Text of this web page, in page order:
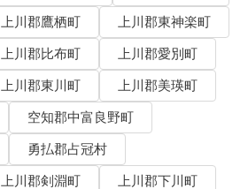
上川郡鷹栖町
上川郡東神楽町
上川郡比布町
上川郡愛別町
上川郡東川町
上川郡美瑛町
空知郡中富良野町
勇払郡占冠村
上川郡剣淵町
上川郡下川町